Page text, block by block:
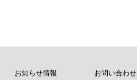
お知らせ情報 お問い合わせ